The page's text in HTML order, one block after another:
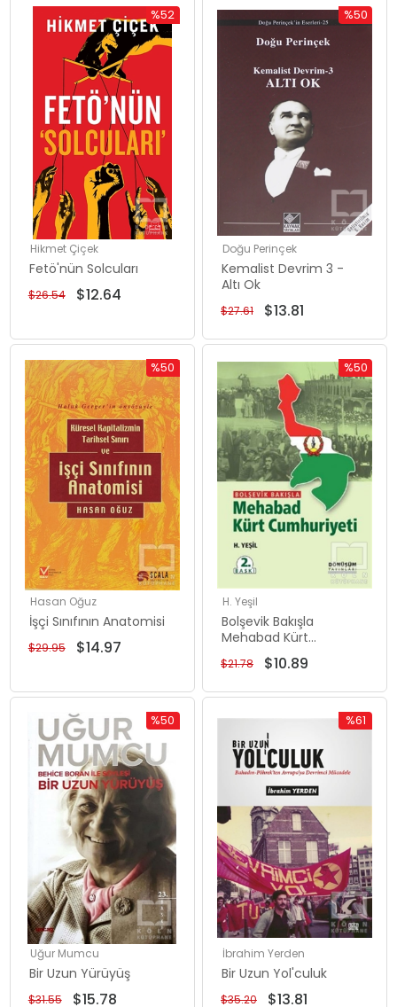
Hikmet Çiçek
Fetö'nün Solcuları
$12.64
$26.54
%52
İndirim
%52İndirim
Doğu Perinçek
Kemalist Devrim 3 -
Altı Ok
$13.81
$27.61
%50
Hasan Oğuz
İşçi Sınıfının Anatomisi
$14.97
$29.95
%50
İndirim
%50İndirim
H. Yeşil
Bolşevik Bakışla
Mehabad Kürt
Cumhuriyeti
$10.89
$21.78
%50
İndirim
Uğur Mumcu
Bir Uzun Yürüyüş
$15.78
$31.55
%50
%50İndirim
İbrahim Yerden
Bir Uzun Yol'culuk
$13.81
$35.20
%61